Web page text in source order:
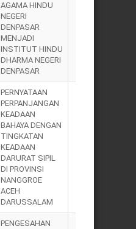
AGAMA HINDU
NEGERI
DENPASAR
MENJADI
INSTITUT HINDU
DHARMA NEGERI
DENPASAR
PERNYATAAN
PERPANJANGAN
KEADAAN
BAHAYA DENGAN
TINGKATAN
KEADAAN
DARURAT SIPIL
DI PROVINSI
NANGGROE
ACEH
DARUSSALAM
PENGESAHAN